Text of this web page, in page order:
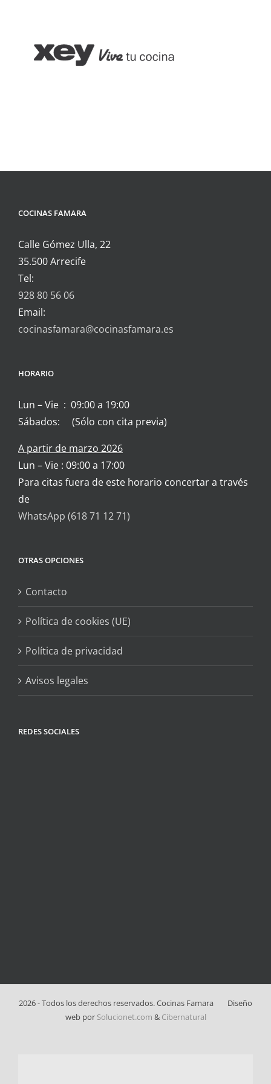
COCINAS FAMARA
Calle Gómez Ulla, 22
35.500 Arrecife
Tel:
928 80 56 06
Email:
cocinasfamara@cocinasfamara.es
HORARIO
Lun – Vie : 09:00 a 19:00
Sábados: (Sólo con cita previa)
A partir de marzo 2026
Lun – Vie : 09:00 a 17:00
Para citas fuera de este horario concertar a través
de
WhatsApp (618 71 12 71)
OTRAS OPCIONES
Contacto
Política de cookies (UE)
Política de privacidad
Avisos legales
REDES SOCIALES
2026 - Todos los derechos reservados. Cocinas Famara
Diseño
web por Solucionet.com & Cibernatural